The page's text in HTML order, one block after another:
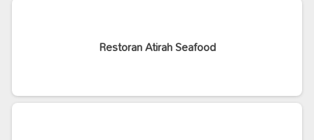
Restoran Atirah Seafood